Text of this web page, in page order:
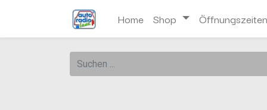
Home Shop Öffnungszeiten